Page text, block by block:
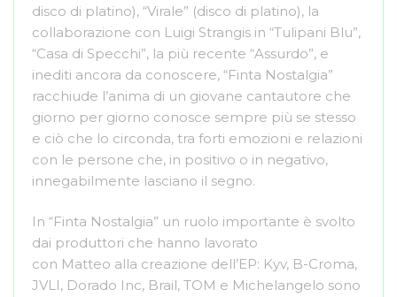
disco di platino), “Virale” (disco di platino), la
collaborazione con Luigi Strangis in “Tulipani Blu”,
“Casa di Specchi”, la più recente “Assurdo”, e
inediti ancora da conoscere, “Finta Nostalgia”
racchiude l’anima di un giovane cantautore che
giorno per giorno conosce sempre più se stesso
e ciò che lo circonda, tra forti emozioni e relazioni
con le persone che, in positivo o in negativo,
innegabilmente lasciano il segno.
In “Finta Nostalgia” un ruolo importante è svolto
dai produttori che hanno lavorato
con Matteo alla creazione dell’EP: Kyv, B-Croma,
JVLI, Dorado Inc, Brail, TOM e Michelangelo sono